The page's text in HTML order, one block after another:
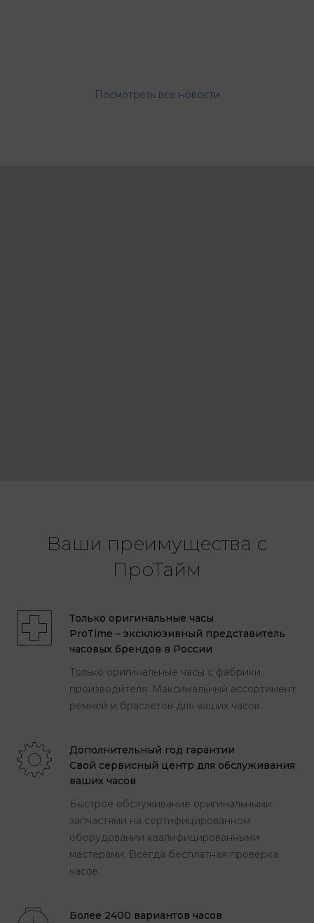
Посмотреть все новости
Ваши преимущества с
ПроТайм
Только оригинальные часы
ProTime – эксклюзивный представитель
часовых брендов в России
Только оригинальные часы с фабрики
производителя. Максимальный ассортимент
ремней и браслетов для ваших часов.
Дополнительный год гарантии
Свой сервисный центр для обслуживания
ваших часов
Быстрое обслуживание оригинальными
запчастями на сертифицированном
оборудовании квалифицированными
мастерами. Всегда бесплатная проверка
часов.
Более 2400 вариантов часов